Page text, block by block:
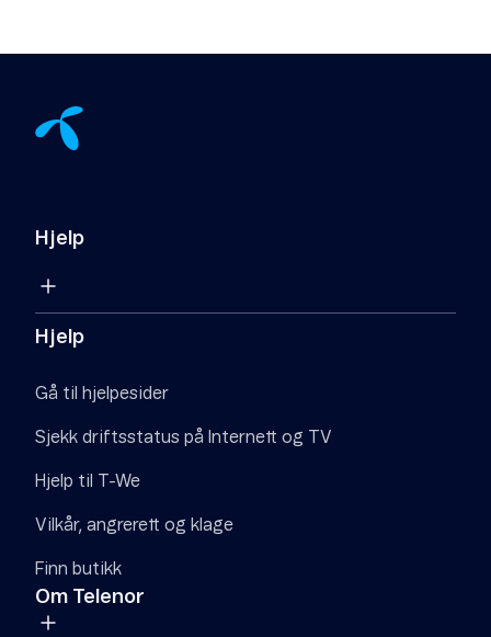
Hjelp
Hjelp
Gå til hjelpesider
Sjekk driftsstatus på Internett og TV
Hjelp til T-We
Vilkår, angrerett og klage
Finn butikk
Om Telenor